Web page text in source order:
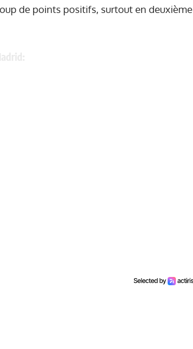
de points positifs, surtout en deuxième